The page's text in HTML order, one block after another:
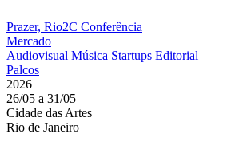
Prazer, Rio2C Conferência
Mercado
Audiovisual Música Startups Editorial
Palcos
2026
26/05 a 31/05
Cidade das Artes
Rio de Janeiro